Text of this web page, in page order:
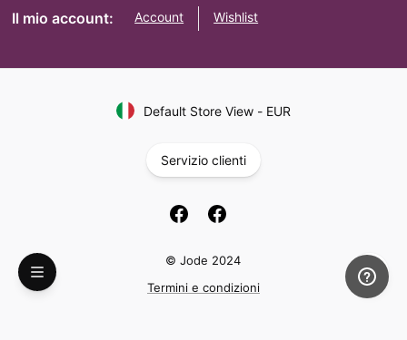
Il mio account: Account Wishlist
Default Store View- EUR
Servizio clienti
© Jode 2024
Termini e condizioni